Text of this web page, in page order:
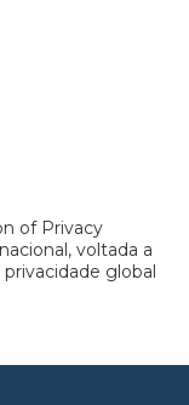
of Privacy
voltada a
global